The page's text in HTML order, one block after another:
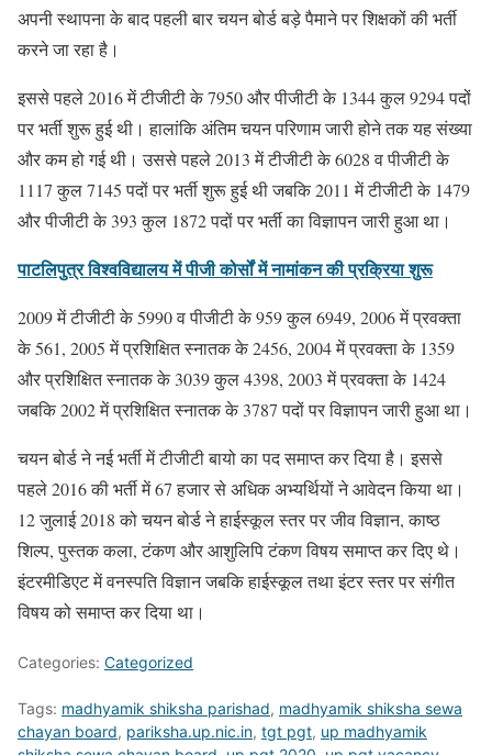
अपनी स्थापना के बाद पहली बार चयन बोर्ड बड़े पैमाने पर शिक्षकों की भर्ती
करने जा रहा है।
इससे पहले 2016 में टीजीटी के 7950 और पीजीटी के 1344 कुल 9294 पदों
पर भर्ती शुरू हुई थी। हालांकि अंतिम चयन परिणाम जारी होने तक यह संख्या
और कम हो गई थी। उससे पहले 2013 में टीजीटी के 6028 व पीजीटी के
1117 कुल 7145 पदों पर भर्ती शुरू हुई थी जबकि 2011 में टीजीटी के 1479
और पीजीटी के 393 कुल 1872 पदों पर भर्ती का विज्ञापन जारी हुआ था।
पाटलिपुत्र विश्वविद्यालय में पीजी कोर्सों में नामांकन की प्रक्रिया शुरू
2009 में टीजीटी के 5990 व पीजीटी के 959 कुल 6949, 2006 में प्रवक्ता
के 561, 2005 में प्रशिक्षित स्नातक के 2456, 2004 में प्रवक्ता के 1359
और प्रशिक्षित स्नातक के 3039 कुल 4398, 2003 में प्रवक्ता के 1424
जबकि 2002 में प्रशिक्षित स्नातक के 3787 पदों पर विज्ञापन जारी हुआ था।
चयन बोर्ड ने नई भर्ती में टीजीटी बायो का पद समाप्त कर दिया है। इससे
पहले 2016 की भर्ती में 67 हजार से अधिक अभ्यर्थियों ने आवेदन किया था।
12 जुलाई 2018 को चयन बोर्ड ने हाईस्कूल स्तर पर जीव विज्ञान, काष्ठ
शिल्प, पुस्तक कला, टंकण और आशुलिपि टंकण विषय समाप्त कर दिए थे।
इंटरमीडिएट में वनस्पति विज्ञान जबकि हाईस्कूल तथा इंटर स्तर पर संगीत
विषय को समाप्त कर दिया था।
Categories: Categorized
Tags: madhyamik shiksha parishad, madhyamik shiksha sewa
chayan board, pariksha.up.nic.in, tgt pgt, up madhyamik